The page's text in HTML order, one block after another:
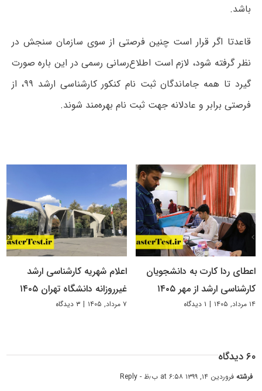
باشد.
قاعدتا اگر قرار است چنین فرصتی از سوی سازمان سنجش در
نظر گرفته شود، لازم است اطلاع‌رسانی رسمی در این باره صورت
گیرد تا همه جاماندگان ثبت نام کنکور کارشناسی ارشد ۹۹، از
فرصتی برابر و عادلانه جهت ثبت نام بهره‌مند شوند.
اعطای ردا کارت به دانشجویان
کارشناسی ارشد از مهر ۱۴۰۵
۱۴ مرداد, ۱۴۰۵ | ۱ دیدگاه
اعلام شهریه کارشناسی ارشد
غیرروزانه دانشگاه تهران ۱۴۰۵
۷ مرداد, ۱۴۰۵ | ۳ دیدگاه
۶۰ دیدگاه
فرشتهفروردین ۱۴, ۱۳۹۹ at ۶:۵۸ ب٫ظ - Reply